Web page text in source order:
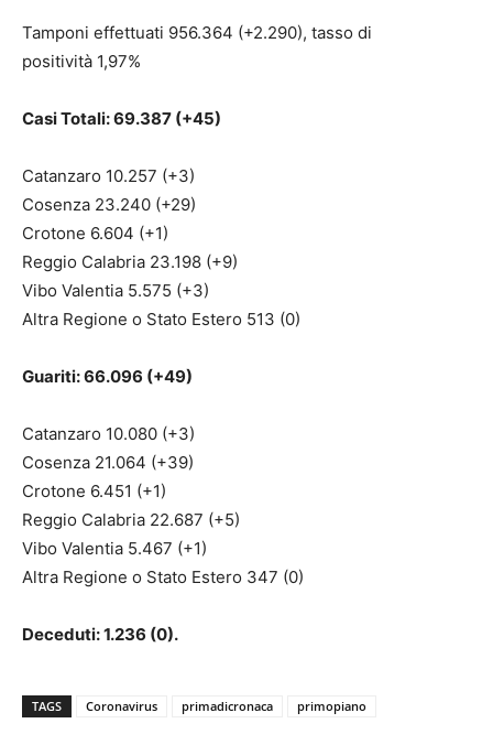
Tamponi effettuati 956.364 (+2.290), tasso di
positività 1,97%
Casi Totali: 69.387 (+45)
Catanzaro 10.257 (+3)
Cosenza 23.240 (+29)
Crotone 6.604 (+1)
Reggio Calabria 23.198 (+9)
Vibo Valentia 5.575 (+3)
Altra Regione o Stato Estero 513 (0)
Guariti: 66.096 (+49)
Catanzaro 10.080 (+3)
Cosenza 21.064 (+39)
Crotone 6.451 (+1)
Reggio Calabria 22.687 (+5)
Vibo Valentia 5.467 (+1)
Altra Regione o Stato Estero 347 (0)
Deceduti: 1.236 (0).
TAGS Coronavirus primadicronaca primopiano